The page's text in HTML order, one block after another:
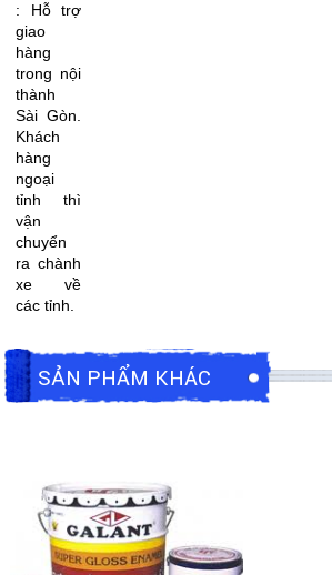
: Hỗ trợ
giao
hàng
trong nội
thành
Sài Gòn.
Khách
hàng
ngoại
tỉnh thì
vận
chuyển
ra chành
xe về
các tỉnh.
SẢN PHẨM KHÁC